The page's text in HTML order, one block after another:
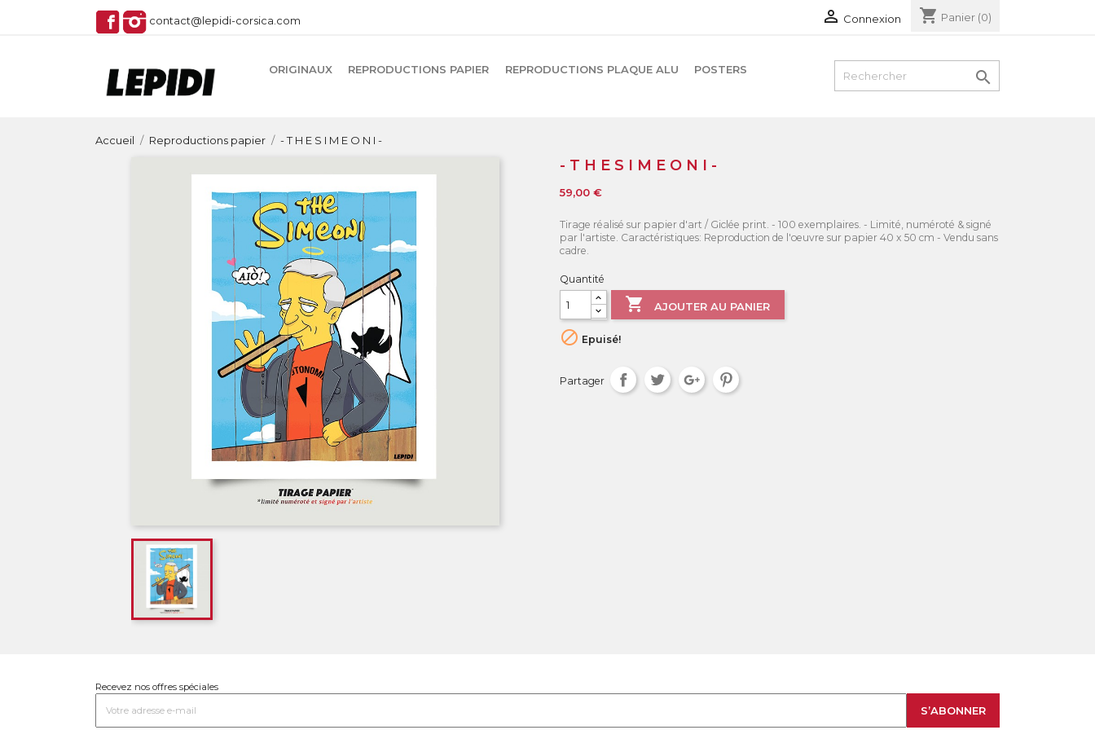
contact@lepidi-corsica.com  Connexion shopping_cart Panier (0)
ORIGINAUX REPRODUCTIONS PAPIER REPRODUCTIONS PLAQUE ALU POSTERS 
Accueil Reproductions papier - T H E S I M E O N I -
- T H E S I M E O N I -
59,00 €
Tirage réalisé sur papier d'art / Giclée print. - 100 exemplaires. - Limité, numéroté & signé
par l'artiste. Caractéristiques: Reproduction de l'oeuvre sur papier 40 x 50 cm - Vendu sans
cadre.
Quantité
 AJOUTER AU PANIER
 Epuisé!
Partager
Recevez nos offres spéciales